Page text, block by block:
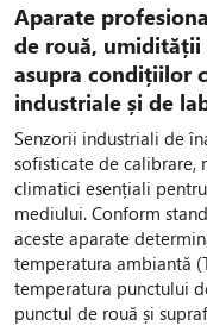
Aparate
de rouă,
asupra condițiilor
industriale și de
Senzorii industriali de
sofisticate de calibrare,
climatici esențiali
mediului. Conform
aceste aparate
temperatura ambiantă
temperatura punctului
punctul de rouă și